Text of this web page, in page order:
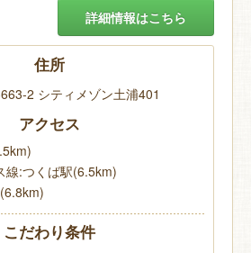
詳細情報はこちら
住所
2 シティメゾン土浦401
アクセス
線:つくば駅(6.5km)
こだわり条件